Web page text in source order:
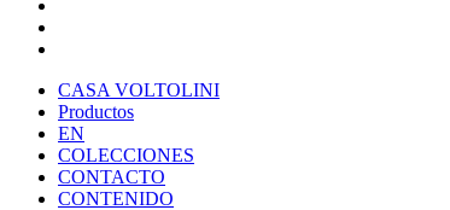
CASA VOLTOLINI
Productos
EN
COLECCIONES
CONTACTO
CONTENIDO